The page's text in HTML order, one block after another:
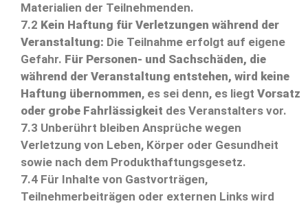
Materialien der Teilnehmenden.
7.2 Kein Haftung für Verletzungen während der
Veranstaltung: Die Teilnahme erfolgt auf eigene
Gefahr. Für Personen- und Sachschäden, die
während der Veranstaltung entstehen, wird keine
Haftung übernommen, es sei denn, es liegt Vorsatz
oder grobe Fahrlässigkeit des Veranstalters vor.
7.3 Unberührt bleiben Ansprüche wegen
Verletzung von Leben, Körper oder Gesundheit
sowie nach dem Produkthaftungsgesetz.
7.4 Für Inhalte von Gastvorträgen,
Teilnehmerbeiträgen oder externen Links wird